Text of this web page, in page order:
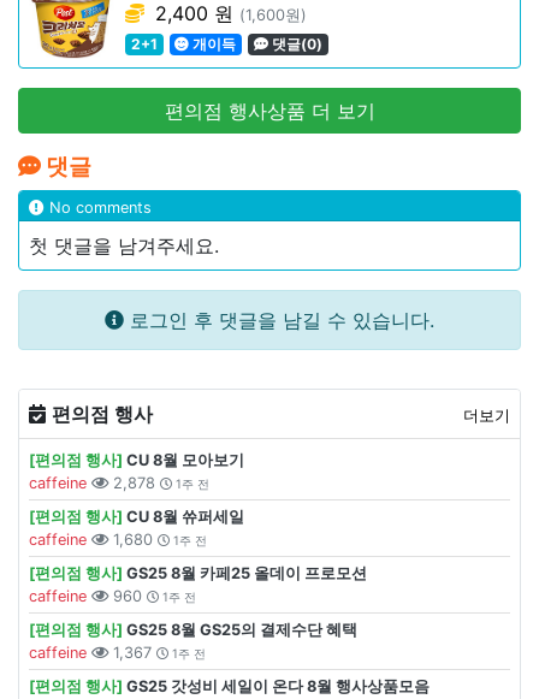
2,400 원 (1,600원)
2+1
개이득 댓글(0)
편의점 행사상품 더 보기
댓글
No comments
첫 댓글을 남겨주세요.
로그인 후 댓글을 남길 수 있습니다.
편의점 행사 더보기
[편의점 행사] CU 8월 모아보기
caffeine
2,878 1주 전
[편의점 행사] CU 8월 쓔퍼세일
caffeine
1,680 1주 전
[편의점 행사] GS25 8월 카페25 올데이 프로모션
caffeine
960 1주 전
[편의점 행사] GS25 8월 GS25의 결제수단 혜택
caffeine
1,367 1주 전
[편의점 행사] GS25 갓성비 세일이 온다 8월 행사상품모음